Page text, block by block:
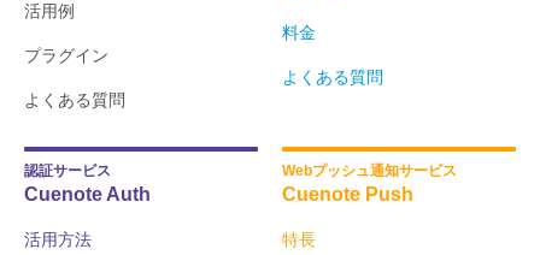
活用例
プラグイン
よくある質問
料金
よくある質問
認証サービス
Cuenote Auth
活用方法
Webプッシュ通知サービス
Cuenote Push
特長